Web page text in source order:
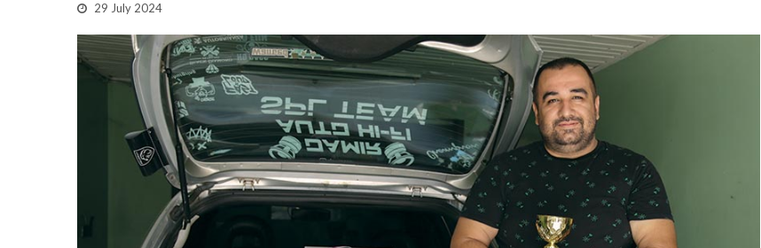
29 July 2024